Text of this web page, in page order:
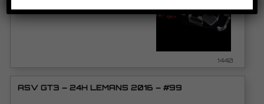
1440
ASV GT3 – 24H LEMANS 2016 – #99